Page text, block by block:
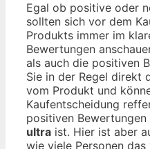
Egal ob positive oder
sollten sich vor dem
Produkts immer im
Bewertungen
als auch die positiven
Sie in der Regel direkt
vom Produkt und
Kaufentscheidung
positiven
ultra ist. Hier ist aber
wie viele Personen das